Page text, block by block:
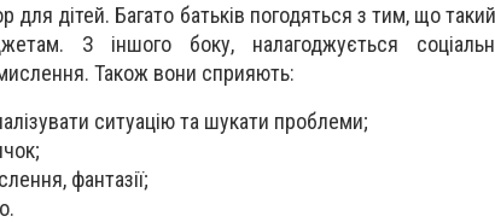
для дітей. Багато батьків погодяться з тим, що
З іншого боку, налагоджується
мислення. Також вони сприяють:
ситуацію та шукати проблеми;
фантазії;